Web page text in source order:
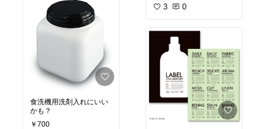
食洗機用洗剤入れにいい
かも？
￥700
いました！
3 0